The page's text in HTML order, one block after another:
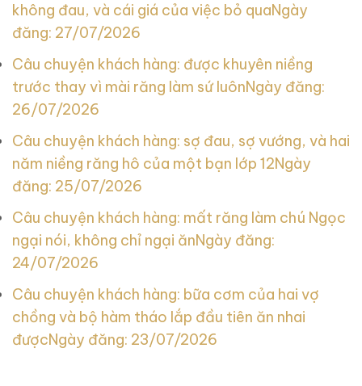
không đau, và cái giá của việc bỏ quaNgày
đăng: 27/07/2026
Câu chuyện khách hàng: được khuyên niềng
trước thay vì mài răng làm sứ luônNgày đăng:
26/07/2026
Câu chuyện khách hàng: sợ đau, sợ vướng, và hai
năm niềng răng hô của một bạn lớp 12Ngày
đăng: 25/07/2026
Câu chuyện khách hàng: mất răng làm chú Ngọc
ngại nói, không chỉ ngại ănNgày đăng:
24/07/2026
Câu chuyện khách hàng: bữa cơm của hai vợ
chồng và bộ hàm tháo lắp đầu tiên ăn nhai
đượcNgày đăng: 23/07/2026